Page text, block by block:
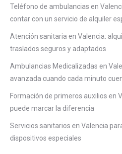
Teléfono de ambulancias en
contar con un servicio de alquiler
Atención sanitaria en Valencia:
traslados seguros y adaptados
Ambulancias Medicalizadas en
avanzada cuando cada minuto
Formación de primeros auxilios en
puede marcar la diferencia
Servicios sanitarios en Valencia
dispositivos especiales